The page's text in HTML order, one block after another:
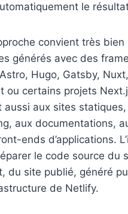
le
convient très bien
générés avec des
Hugo, Gatsby,
ou certains projets
aussi aux sites
aux documentations,
ends d’applications.
le code source du
du site publié, généré
de Netlify.